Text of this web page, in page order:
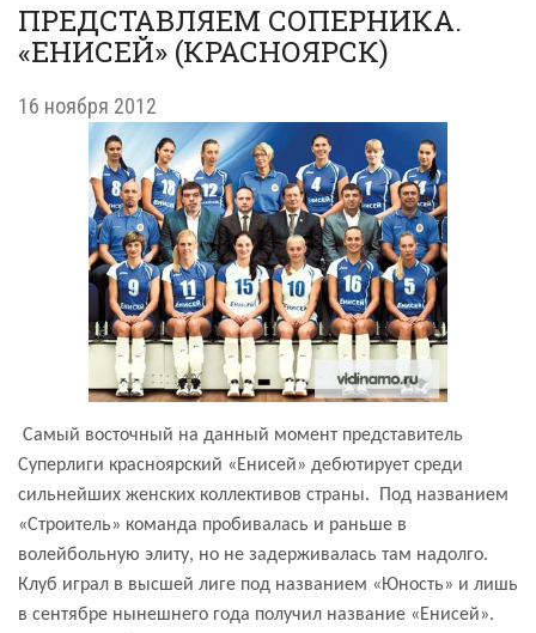
ПРЕДСТАВЛЯЕМ СОПЕРНИКА.
«ЕНИСЕЙ» (КРАСНОЯРСК)
16 ноября 2012
Самый восточный на данный момент представитель
Cуперлиги красноярский «Енисей» дебютирует среди
сильнейших женских коллективов страны. Под названием
«Строитель» команда пробивалась и раньше в
волейбольную элиту, но не задерживалась там надолго.
Клуб играл в высшей лиге под названием «Юность» и лишь
в сентябре нынешнего года получил название «Енисей».